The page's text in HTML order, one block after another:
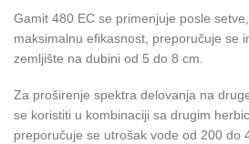
Gamit 480 EC se primenjuje posle
maksimalnu efikasnost, preporučuje se
zemljište na dubini od 5 do 8 cm.
Za proširenje spektra delovanja na
se koristiti u kombinaciji sa drugim
preporučuje se utrošak vode od 200 do